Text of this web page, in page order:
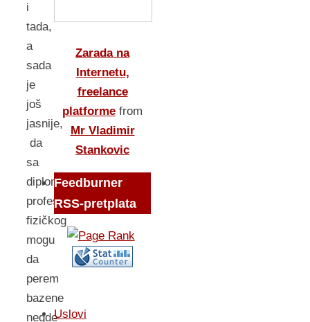
i
tada,
a
sada
je
još
jasnije,
da
sa
diplomom
profesora
fizičkog
mogu
da
perem
bazene
negde
Zarada na
Internetu,
freelance
platforme from
Mr Vladimir
Stankovic
Feedburner
RSS-pretplata
Uslovi